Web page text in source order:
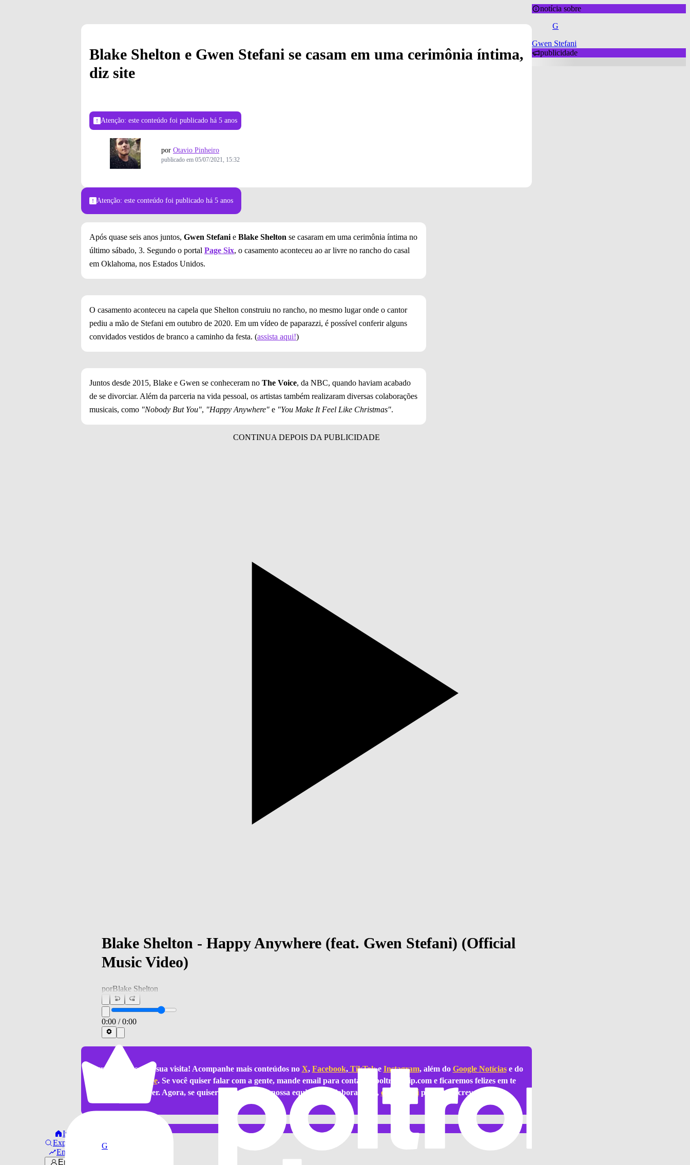
Início
Explorar
Em alta
Entrar
Blake Shelton e Gwen Stefani se casam em uma cerimônia íntima,
diz site
Atenção: este conteúdo foi publicado há 5 anos
por Otavio Pinheiro
publicado em 05/07/2021, 15:32
Atenção: este conteúdo foi publicado há 5 anos
Após quase seis anos juntos, Gwen Stefani e Blake Shelton se casaram em uma cerimônia íntima no
último sábado, 3. Segundo o portal Page Six, o casamento aconteceu ao ar livre no rancho do casal
em Oklahoma, nos Estados Unidos.
O casamento aconteceu na capela que Shelton construiu no rancho, no mesmo lugar onde o cantor
pediu a mão de Stefani em outubro de 2020. Em um vídeo de paparazzi, é possível conferir alguns
convidados vestidos de branco a caminho da festa. (assista aqui!)
Juntos desde 2015, Blake e Gwen se conheceram no The Voice, da NBC, quando haviam acabado
de se divorciar. Além da parceria na vida pessoal, os artistas também realizaram diversas colaborações
musicais, como "Nobody But You", "Happy Anywhere" e "You Make It Feel Like Christmas".
Blake Shelton - Happy Anywhere (feat. Gwen Stefani) (Official
Music Video)
porBlake Shelton
0:00 /0:00
Agradecemos pela sua visita! Acompanhe mais conteúdos no X, Facebook,TikToke Instagram, além do Google Notíciase do
canal do Youtube. Se você quiser falar com a gente, mande email para contato@poltronavip.come ficaremos felizes em te
atender. Agora, se quiser fazer parte da nossa equipe de colaboradores, clique aquipara se inscrever.
G
notícia sobre
G
Gwen Stefani
publicidade